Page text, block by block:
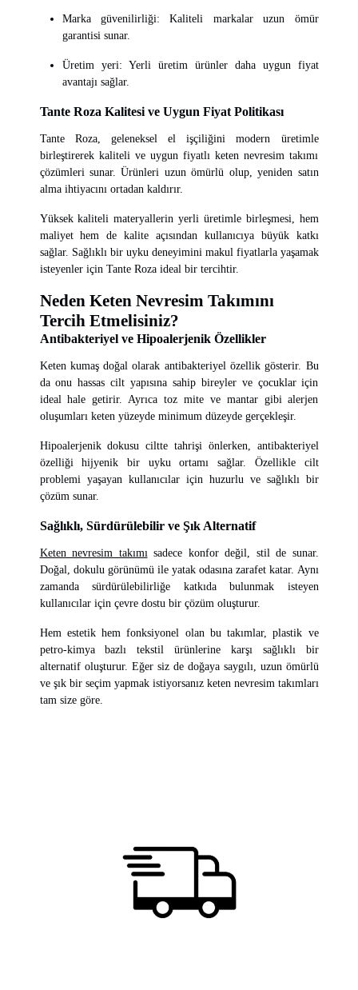
Marka güvenilirliği: Kaliteli markalar uzun ömür
garantisi sunar.
Üretim yeri: Yerli üretim ürünler daha uygun fiyat
avantajı sağlar.
Tante Roza Kalitesi ve Uygun Fiyat Politikası
Tante Roza, geleneksel el işçiliğini modern üretimle
birleştirerek kaliteli ve uygun fiyatlı keten nevresim takımı
çözümleri sunar. Ürünleri uzun ömürlü olup, yeniden satın
alma ihtiyacını ortadan kaldırır.
Yüksek kaliteli materyallerin yerli üretimle birleşmesi, hem
maliyet hem de kalite açısından kullanıcıya büyük katkı
sağlar. Sağlıklı bir uyku deneyimini makul fiyatlarla yaşamak
isteyenler için Tante Roza ideal bir tercihtir.
Neden Keten Nevresim Takımını
Tercih Etmelisiniz?
Antibakteriyel ve Hipoalerjenik Özellikler
Keten kumaş doğal olarak antibakteriyel özellik gösterir. Bu
da onu hassas cilt yapısına sahip bireyler ve çocuklar için
ideal hale getirir. Ayrıca toz mite ve mantar gibi alerjen
oluşumları keten yüzeyde minimum düzeyde gerçekleşir.
Hipoalerjenik dokusu ciltte tahrişi önlerken, antibakteriyel
özelliği hijyenik bir uyku ortamı sağlar. Özellikle cilt
problemi yaşayan kullanıcılar için huzurlu ve sağlıklı bir
çözüm sunar.
Sağlıklı, Sürdürülebilir ve Şık Alternatif
Keten nevresim takımı sadece konfor değil, stil de sunar.
Doğal, dokulu görünümü ile yatak odasına zarafet katar. Aynı
zamanda sürdürülebilirliğe katkıda bulunmak isteyen
kullanıcılar için çevre dostu bir çözüm oluşturur.
Hem estetik hem fonksiyonel olan bu takımlar, plastik ve
petro-kimya bazlı tekstil ürünlerine karşı sağlıklı bir
alternatif oluşturur. Eğer siz de doğaya saygılı, uzun ömürlü
ve şık bir seçim yapmak istiyorsanız keten nevresim takımları
tam size göre.